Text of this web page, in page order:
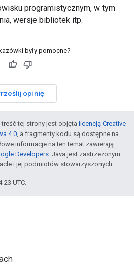
programistycznym, w tym
wersje bibliotek itp.
były pomocne?
opinię
tej strony jest objęta licencją Creative
4.0, a fragmenty kodu są dostępne na
informacje na ten temat zawierają
Developers. Java jest zastrzeżonym
i jej podmiotów stowarzyszonych.
23 UTC.